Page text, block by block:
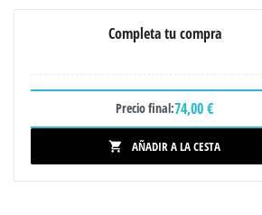
Completa tu compra
Precio final:74,00 €
 AÑADIR A LA CESTA